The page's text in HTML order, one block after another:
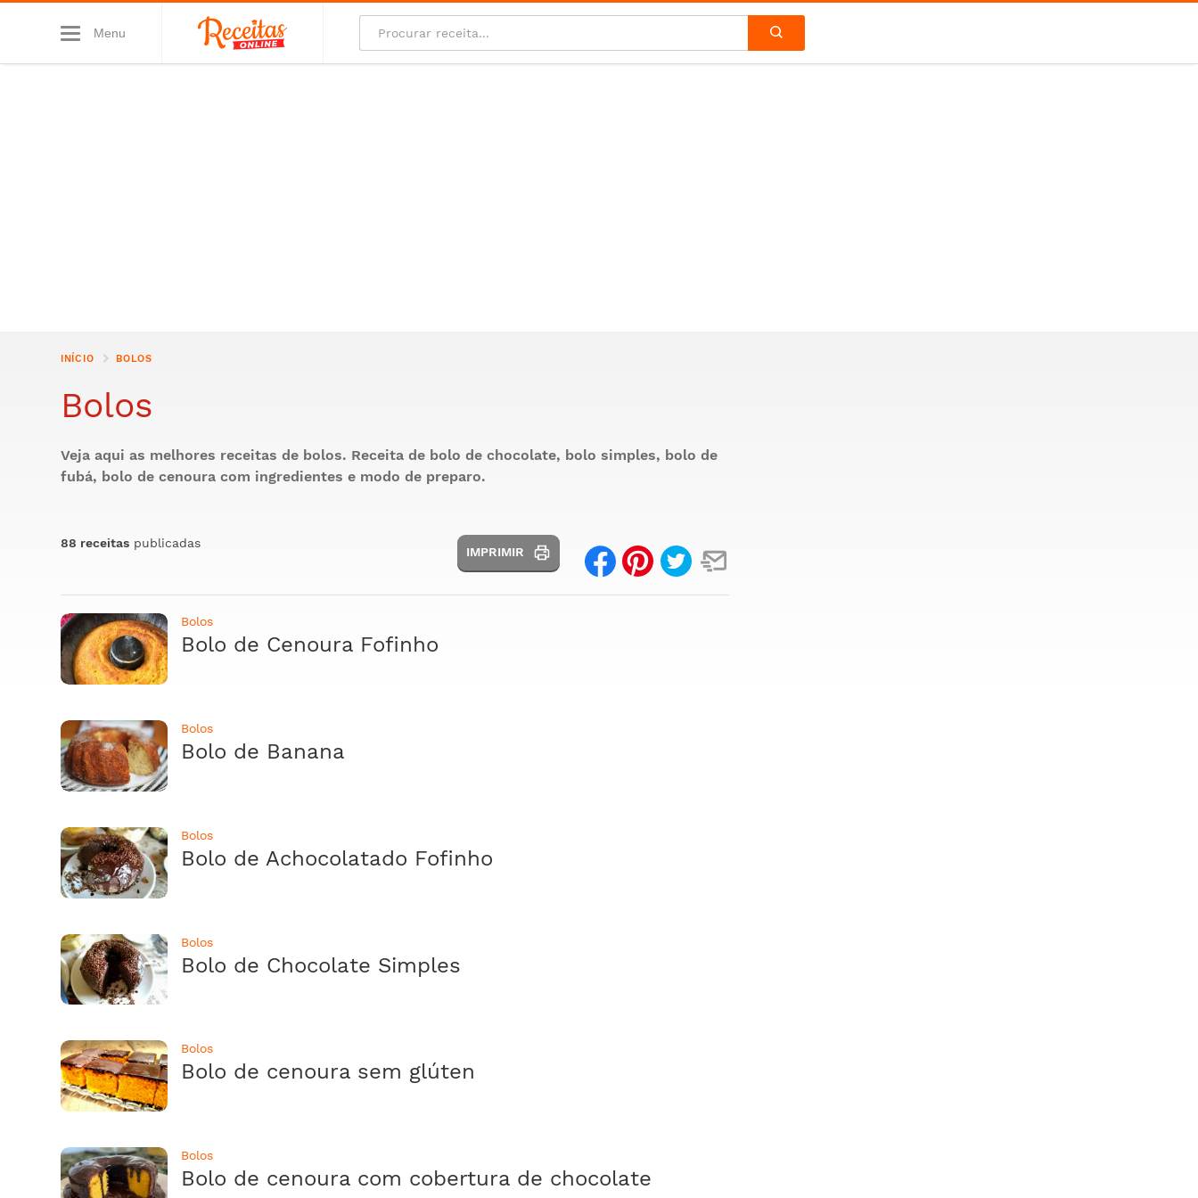
Menu
INÍCIO BOLOS
Bolos
Veja aqui as melhores receitas de bolos. Receita de bolo de chocolate, bolo simples, bolo de
fubá, bolo de cenoura com ingredientes e modo de preparo.
88 receitas publicadas
IMPRIMIR
Bolos
Bolo de Cenoura Fofinho
Bolos
Bolo de Banana
Bolos
Bolo de Achocolatado Fofinho
Bolos
Bolo de Chocolate Simples
Bolos
Bolo de cenoura sem glúten
Bolos
Bolo de cenoura com cobertura de chocolate